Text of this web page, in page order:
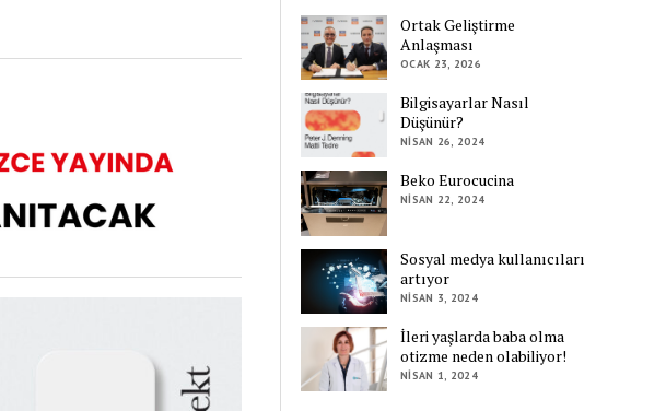
Ortak Geliştirme
Anlaşması
OCAK 23, 2026
Bilgisayarlar Nasıl
Düşünür?
NISAN 26, 2024
Beko Eurocucina
NISAN 22, 2024
Sosyal medya kullanıcıları
artıyor
NISAN 3, 2024
İleri yaşlarda baba olma
otizme neden olabiliyor!
NISAN 1, 2024